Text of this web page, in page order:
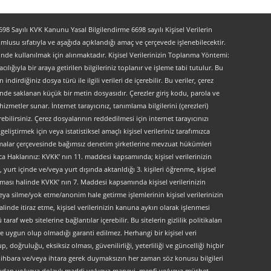
Sayılı KVK Kanunu Yasal Bilgilendirme 6698 sayılı Kişisel Verilerin
sıfatıyla ve aşağıda açıklandığı amaç ve çerçevede işlenebilecektir.
kullanılmak için alınmaktadır. Kişisel Verilerinizin Toplanma Yöntemi:
bir araya getirilen bilgileriniz toplanır ve işleme tabi tutulur. Bu
indirdiğiniz dosya türü ile ilgili verileri de içerebilir. Bu veriler, çerez
saklanan küçük bir metin dosyasıdır. Çerezler giriş kodu, parola ve
sunar. İnternet tarayıcınız, tanımlama bilgilerini (çerezleri)
Çerez dosyalarının reddedilmesi için internet tarayıcınızı
için veya istatistiksel amaçlı kişisel verileriniz tarafımızca
çerçevesinde bağımsız denetim şirketlerine mevzuat hükümleri
KVKK’ nın 11. maddesi kapsamında; kişisel verilerinizin
içinde ve/veya yurt dışında aktarıldığı 3. kişileri öğrenme, kişisel
halinde KVKK’ nın 7. Maddesi kapsamında kişisel verilerinizin
silme/yok etme/anonim hale getirme işlemlerinin kişisel verilerinizin
itiraz etme, kişisel verilerinizin kanuna aykırı olarak işlenmesi
web sitelerine bağlantılar içerebilir. Bu sitelerin gizlilik politikaları
olup olmadığı garanti edilmez. Herhangi bir kişisel veri
doğruluğu, eksiksiz olması, güvenilirliği, yeterliliği ve güncelliği hiçbir
ve/veya ihtara gerek duymaksızın her zaman söz konusu bilgileri